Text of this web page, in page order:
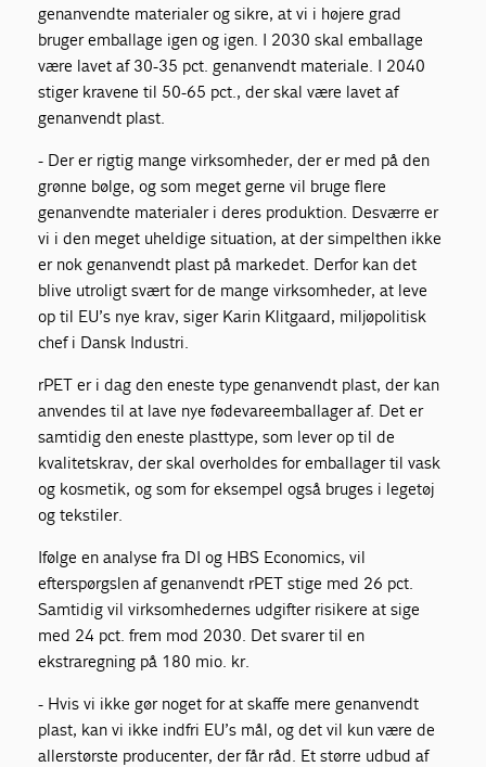
genanvendte materialer og sikre, at vi i højere grad
bruger emballage igen og igen. I 2030 skal emballage
være lavet af 30-35 pct. genanvendt materiale. I 2040
stiger kravene til 50-65 pct., der skal være lavet af
genanvendt plast.
- Der er rigtig mange virksomheder, der er med på den
grønne bølge, og som meget gerne vil bruge flere
genanvendte materialer i deres produktion. Desværre er
vi i den meget uheldige situation, at der simpelthen ikke
er nok genanvendt plast på markedet. Derfor kan det
blive utroligt svært for de mange virksomheder, at leve
op til EU’s nye krav, siger Karin Klitgaard, miljøpolitisk
chef i Dansk Industri.
rPET er i dag den eneste type genanvendt plast, der kan
anvendes til at lave nye fødevareemballager af. Det er
samtidig den eneste plasttype, som lever op til de
kvalitetskrav, der skal overholdes for emballager til vask
og kosmetik, og som for eksempel også bruges i legetøj
og tekstiler.
Ifølge en analyse fra DI og HBS Economics, vil
efterspørgslen af genanvendt rPET stige med 26 pct.
Samtidig vil virksomhedernes udgifter risikere at sige
med 24 pct. frem mod 2030. Det svarer til en
ekstraregning på 180 mio. kr.
- Hvis vi ikke gør noget for at skaffe mere genanvendt
plast, kan vi ikke indfri EU’s mål, og det vil kun være de
allerstørste producenter, der får råd. Et større udbud af